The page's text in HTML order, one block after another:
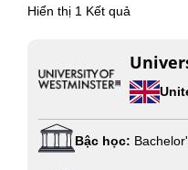
Hiển thị 1 Kết quả
Bậc học: